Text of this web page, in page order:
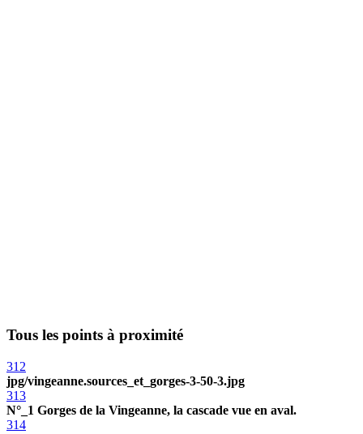
Tous les points à proximité
312
jpg/vingeanne.sources_et_gorges-3-50-3.jpg
313
N°_1 Gorges de la Vingeanne, la cascade vue en aval.
314